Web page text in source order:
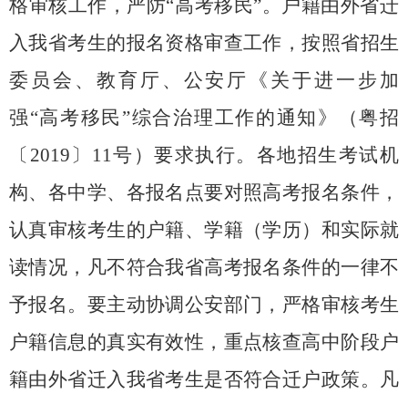
格审核工作，严防“高考移民”。
户籍由外省迁
入我省考生的报名资格审查工作，按照省招生
委员会、教育厅、公安厅《关于进一步加
强“高考移民”综合治理工作的通知》（粤招
〔 2019 〕 11 号）要求执行。各地招生考试机
构、各中学、各报名点要对照高考报名条件，
认真审核考生的户籍、学籍（学历）和实际就
读情况，凡不符合我省高考报名条件的一律不
予报名。要主动协调公安部门，严格审核考生
户籍信息的真实有效性，重点核查高中阶段户
籍由外省迁入我省考生是否符合迁户政策。凡